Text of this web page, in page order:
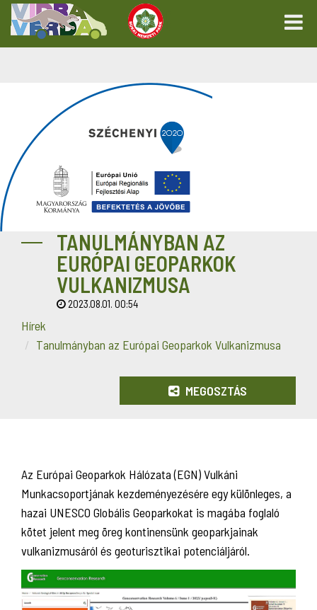
TANULMÁNYBAN AZ
EURÓPAI GEOPARKOK
VULKANIZMUSA
2023.08.01. 00:54
Hírek
Tanulmányban az Európai Geoparkok Vulkanizmusa
MEGOSZTÁS
Az Európai Geoparkok Hálózata (EGN) Vulkáni
Munkacsoportjának kezdeményezésére egy különleges, a
hazai UNESCO Globális Geoparkokat is magába foglaló
kötet jelent meg öreg kontinensünk geoparkjainak
vulkanizmusáról és geoturisztikai potenciáljáról.